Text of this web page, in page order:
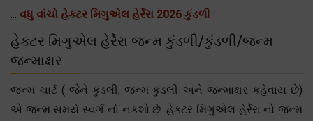
... વધુ વાંચો હેક્ટર મિગુએલ હેર્રેરા 2026 કુંડળી
હેક્ટર મિગુએલ હેર્રેરા જન્મ કુંડળી/કુંડળી/જન્મ
જન્માક્ષર
જન્મ ચાર્ટ ( જેને કુંડલી, જન્મ કુંડલી અને જન્માક્ષર કહેવાય છે)
એ જન્મ સમયે સ્વર્ગ નો નકશો છે. હેક્ટર મિગુએલ હેર્રેરા નો જન્મ